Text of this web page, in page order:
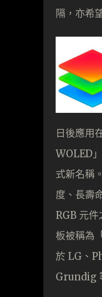
隔，亦希
日後應用
WOLED
式新名稱
度、長壽
RGB 元
板被稱為
於 LG、
Grundig